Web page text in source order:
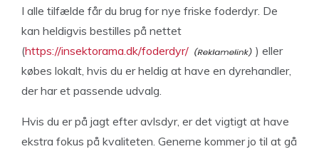
I alle tilfælde får du brug for nye friske foderdyr. De
kan heldigvis bestilles på nettet
(https://insektorama.dk/foderdyr/
) eller
købes lokalt, hvis du er heldig at have en dyrehandler,
der har et passende udvalg.
Hvis du er på jagt efter avlsdyr, er det vigtigt at have
ekstra fokus på kvaliteten. Generne kommer jo til at gå